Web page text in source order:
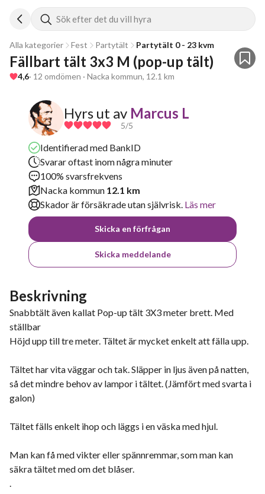
Sök efter det du vill hyra
Alla kategorier Fest Partytält Partytält 0 - 23 kvm
Fällbart tält 3x3 M (pop-up tält)
4,6· 12 omdömen · Nacka kommun, 12.1 km
Hyrs ut av Marcus L
5/5
Identifierad med BankID
Svarar oftast inom några minuter
100% svarsfrekvens
Nacka kommun 12.1 km
Skador är försäkrade utan självrisk. Läs mer
Skicka en förfrågan
Skicka meddelande
Beskrivning
Snabbtält även kallat Pop-up tält 3X3 meter brett. Med
ställbar
Höjd upp till tre meter. Tältet är mycket enkelt att fälla upp.
Tältet har vita väggar och tak. Släpper in ljus även på natten,
så det mindre behov av lampor i tältet. (Jämfört med svarta i
galon)
Tältet fälls enkelt ihop och läggs i en väska med hjul.
Man kan få med vikter eller spännremmar, som man kan
säkra tältet med om det blåser.
.